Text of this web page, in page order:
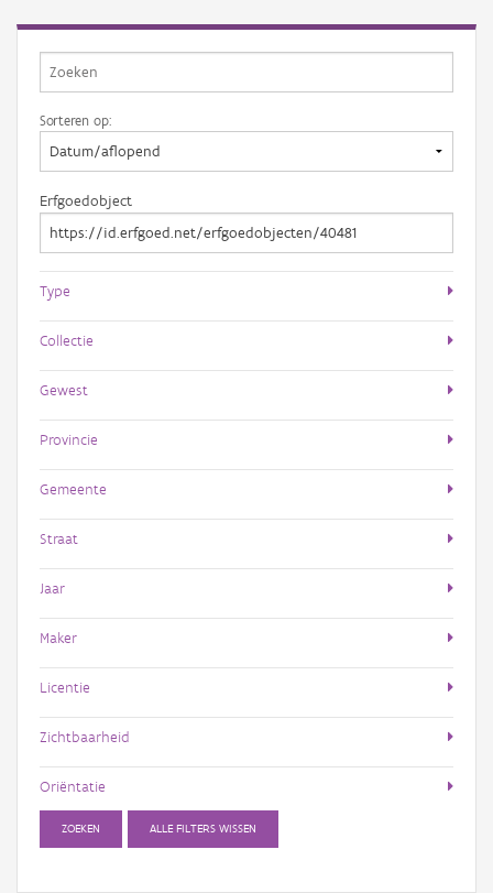
Sorteren op:
Erfgoedobject
Type
Collectie
Gewest
Provincie
Gemeente
Straat
Jaar
Maker
Licentie
Zichtbaarheid
Oriëntatie
ZOEKEN ALLE FILTERS WISSEN